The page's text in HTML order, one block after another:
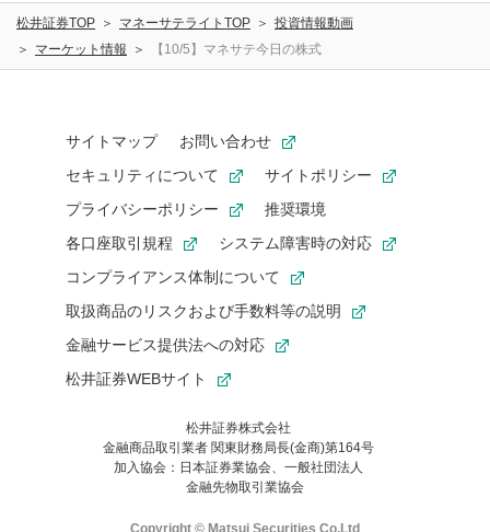
松井証券TOP マネーサテライトTOP
投資情報動画
マーケット情報
【10/5】マネサテ今日の株式
サイトマップ
お問い合わせ
セキュリティについて
サイトポリシー
プライバシーポリシー
推奨環境
各口座取引規程
システム障害時の対応
コンプライアンス体制について
取扱商品のリスクおよび手数料等の説明
金融サービス提供法への対応
松井証券WEBサイト
松井証券株式会社
金融商品取引業者 関東財務局長(金商)第164号
加入協会：日本証券業協会、一般社団法人
金融先物取引業協会
Copyright © Matsui Securities Co,Ltd
お気に入り機能は松井証券の会員限定の機能です。
お気に入り登録いただくと、後からいつでもお気に入りのコンテ
ンツを一覧でご確認いただけます。
ご利用いただくには口座開設が必要です。